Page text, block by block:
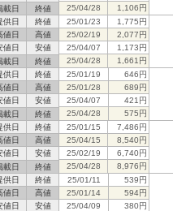
載日
終値 25/04/28 1,106円
供日 終値 25/01/23
1,775円
値日
高値 25/02/19
2,077円
値日
安値 25/04/07
1,173円
載日
終値 25/04/28 1,661円
供日 終値 25/01/19
646円
値日
高値 25/01/28
689円
値日
安値 25/04/07
421円
載日
終値 25/04/28 575円
供日 終値 25/01/15
7,486円
値日
高値 25/04/15
8,540円
値日
安値 25/02/19
6,740円
載日
終値 25/04/28 8,976円
供日 終値 25/01/11
539円
値日
高値 25/01/14
594円
値日
安値 25/04/09
380円